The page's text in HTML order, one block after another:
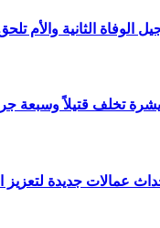
الثانية والأم تلحق
تخلف قتيلاً وسبعة